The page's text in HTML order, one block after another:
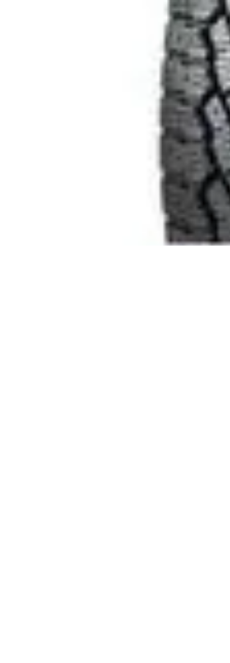
Guía de InstalaciónTutoriales